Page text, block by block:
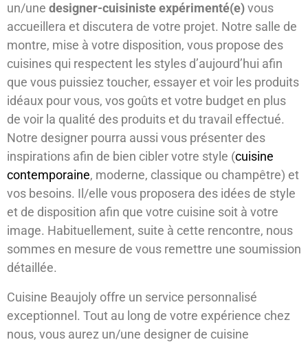
un/une designer-cuisiniste expérimenté(e)vous
accueillera et discutera de votre projet. Notre salle de
montre, mise à votre disposition, vous propose des
cuisines qui respectent les styles d’aujourd’hui afin
que vous puissiez toucher, essayer et voir les produits
idéaux pour vous, vos goûts et votre budget en plus
de voir la qualité des produits et du travail effectué.
Notre designer pourra aussi vous présenter des
inspirations afin de bien cibler votre style (cuisine
contemporaine, moderne, classique ou champêtre) et
vos besoins. Il/elle vous proposera des idées de style
et de disposition afin que votre cuisine soit à votre
image. Habituellement, suite à cette rencontre, nous
sommes en mesure de vous remettre une soumission
détaillée.
Cuisine Beaujoly offre un service personnalisé
exceptionnel. Tout au long de votre expérience chez
nous, vous aurez un/une designer de cuisine